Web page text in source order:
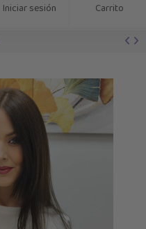
Iniciar sesión Carrito